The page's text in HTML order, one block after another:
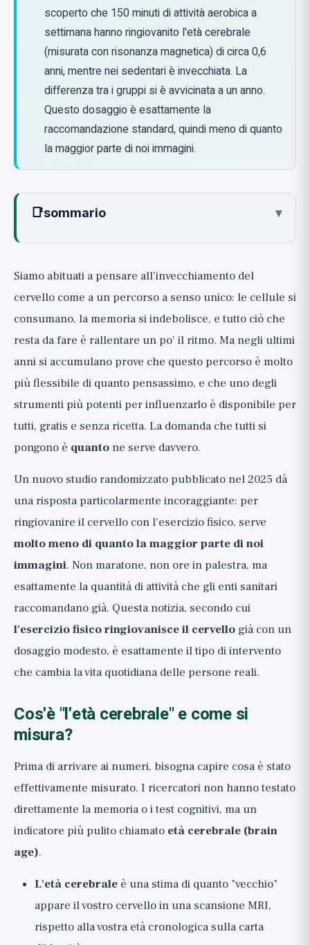
scoperto che 150 minuti di attività aerobica a
settimana hanno ringiovanito l'età cerebrale
(misurata con risonanza magnetica) di circa 0,6
anni, mentre nei sedentari è invecchiata. La
differenza tra i gruppi si è avvicinata a un anno.
Questo dosaggio è esattamente la
raccomandazione standard, quindi meno di quanto
la maggior parte di noi immagini.
📑sommario ▾
meccanismo che ancora sorprende
Studio 1: Sperimentazione randomizzata di 12
cerebrale
Studio 3: Prove cumulative su esercizio e
cognizione
E per le persone più anziane?
Quindi, dovremmo iniziare a correre
maratone?
Cosa portare a casa dallo studio
La prospettiva più ampia
Siamo abituati a pensare all'invecchiamento del
cervello come a un percorso a senso unico: le cellule si
consumano, la memoria si indebolisce, e tutto ciò che
resta da fare è rallentare un po' il ritmo. Ma negli ultimi
anni si accumulano prove che questo percorso è molto
più flessibile di quanto pensassimo, e che uno degli
strumenti più potenti per influenzarlo è disponibile per
tutti, gratis e senza ricetta. La domanda che tutti si
pongono è quanto ne serve davvero.
Un nuovo studio randomizzato pubblicato nel 2025 dà
una risposta particolarmente incoraggiante: per
ringiovanire il cervello con l'esercizio fisico, serve
molto meno di quanto la maggior parte di noi
immagini. Non maratone, non ore in palestra, ma
esattamente la quantità di attività che gli enti sanitari
raccomandano già. Questa notizia, secondo cui
l'esercizio fisico ringiovanisce il cervello già con un
dosaggio modesto, è esattamente il tipo di intervento
che cambia la vita quotidiana delle persone reali.
Cos'è "l'età cerebrale" e come si
misura?
Prima di arrivare ai numeri, bisogna capire cosa è stato
effettivamente misurato. I ricercatori non hanno testato
direttamente la memoria o i test cognitivi, ma un
indicatore più pulito chiamato età cerebrale (brain
age).
L'età cerebrale è una stima di quanto "vecchio"
appare il vostro cervello in una scansione MRI,
rispetto alla vostra età cronologica sulla carta